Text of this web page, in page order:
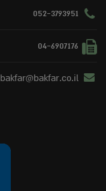
052-3793951
04-6907176
bakfar@bakfar.co.il